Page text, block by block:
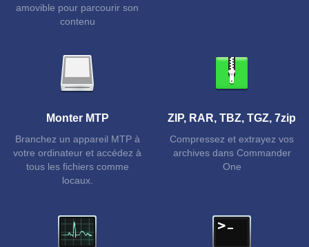
amovible pour parcourir son
contenu
Monter MTP
Branchez un appareil MTP à
votre ordinateur et accédez à
tous les fichiers comme
locaux.
ZIP, RAR, TBZ, TGZ, 7zip
Compressez et extrayez vos
archives dans Commander
One